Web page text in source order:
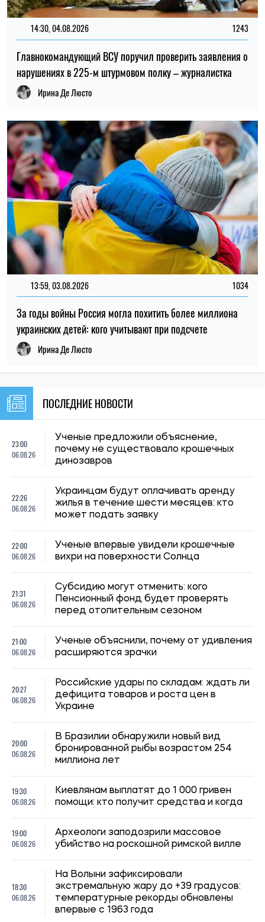
14:30, 04.08.2026 1243
Главнокомандующий ВСУ поручил проверить заявления о
нарушениях в 225-м штурмовом полку – журналистка
Ирина Де Люсто
13:59, 03.08.2026 1034
За годы войны Россия могла похитить более миллиона
украинских детей: кого учитывают при подсчете
Ирина Де Люсто
ПОСЛЕДНИЕ НОВОСТИ
23:00
06.08.26
Ученые предложили объяснение,
почему не существовало крошечных
динозавров
22:26
06.08.26
Украинцам будут оплачивать аренду
жилья в течение шести месяцев: кто
может подать заявку
22:00
06.08.26
Ученые впервые увидели крошечные
вихри на поверхности Солнца
21:31
06.08.26
Субсидию могут отменить: кого
Пенсионный фонд будет проверять
перед отопительным сезоном
21:00
06.08.26
Ученые объяснили, почему от удивления
расширяются зрачки
20:27
06.08.26
Российские удары по складам: ждать ли
дефицита товаров и роста цен в
Украине
20:00
06.08.26
В Бразилии обнаружили новый вид
бронированной рыбы возрастом 254
миллиона лет
19:30
06.08.26
Киевлянам выплатят до 1 000 гривен
помощи: кто получит средства и когда
19:00
06.08.26
Археологи заподозрили массовое
убийство на роскошной римской вилле
18:30
06.08.26
На Волыни зафиксировали
экстремальную жару до +39 градусов:
температурные рекорды обновлены
впервые с 1963 года